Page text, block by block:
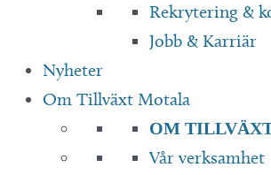
Rekrytering &
Jobb & Karriär
Nyheter
Om Tillväxt Motala
OM
Vår verksamhet